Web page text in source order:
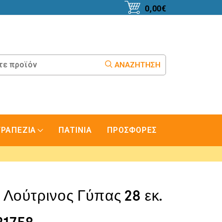
0,00€
ΑΝΑΖΉΤΗΣΗ
ΠΑΤΙΝΙΑ ΠΡΟΣΦΟΡΕΣ
Γύπας 28 εκ.